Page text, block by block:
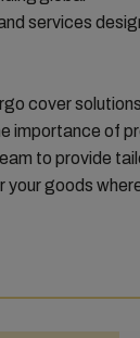
services
cover
importance of
to provide
your goods